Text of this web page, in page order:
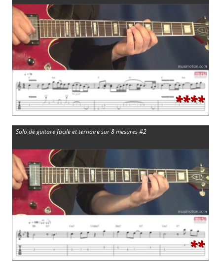
****
Solo de guitare facile et ternaire sur 8 mesures #2
**